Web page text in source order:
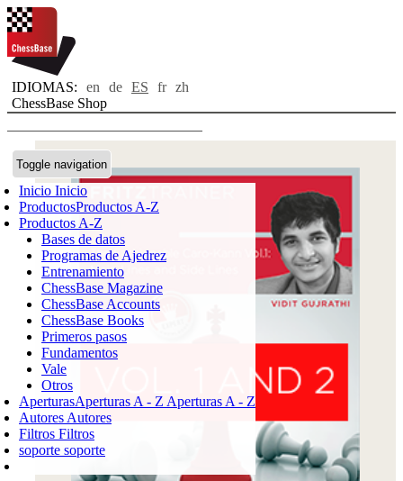
IDIOMAS: en de ES fr zh
ChessBase Shop
Toggle navigation
Inicio Inicio
ProductosProductos A-Z
Productos A-Z
Bases de datos
Programas de Ajedrez
Entrenamiento
ChessBase Magazine
ChessBase Accounts
ChessBase Books
Primeros pasos
Fundamentos
Vale
Otros
AperturasAperturas A - Z Aperturas A - Z
Autores Autores
Filtros Filtros
soporte soporte